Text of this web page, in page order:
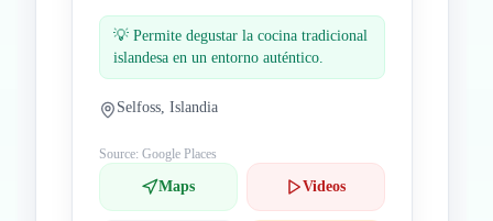
💡 Permite degustar la cocina tradicional
islandesa en un entorno auténtico.
Selfoss, Islandia
Source: Google Places
Maps Videos